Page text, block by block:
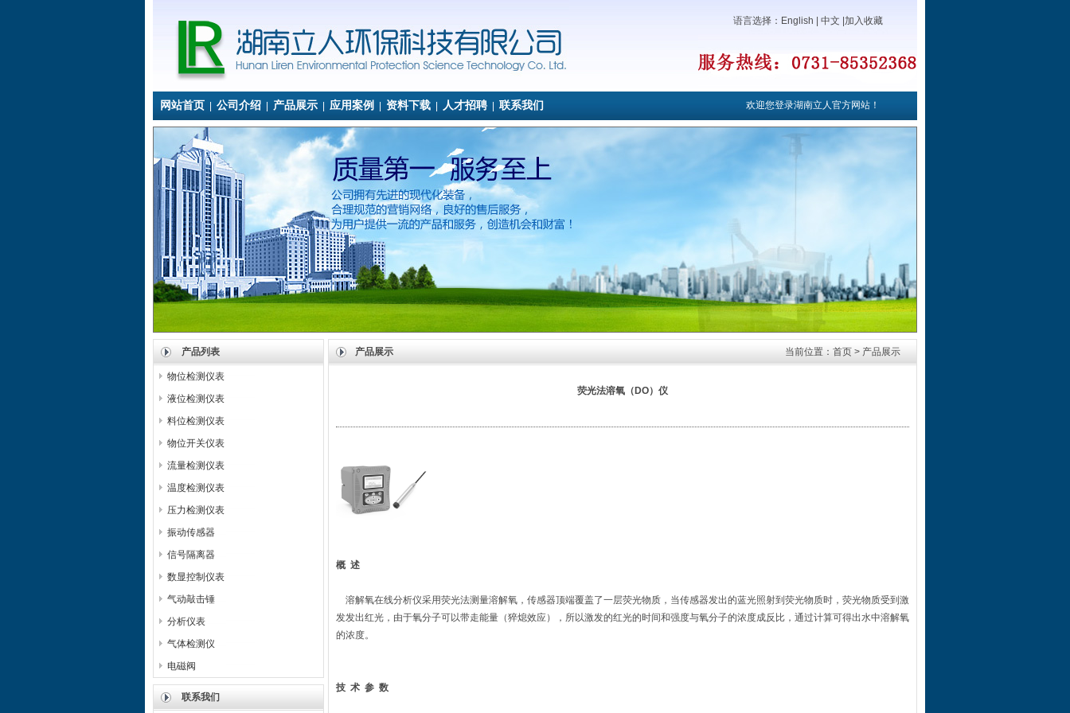
语言选择： English 中文 加入收藏
网站首页 公司介绍 产品展示 应用案例 资料下载 人才招聘 联系我们 欢迎您登录湖南立人官方网站！
产品列表
物位检测仪表
液位检测仪表
料位检测仪表
物位开关仪表
流量检测仪表
温度检测仪表
压力检测仪表
振动传感器
信号隔离器
数显控制仪表
气动敲击锤
分析仪表
气体检测仪
电磁阀
联系我们
产品展示 当前位置：首页 > 产品展示
荧光法溶氧（DO）仪
概 述
溶解氧在线分析仪采用荧光法测量溶解氧，传感器顶端覆盖了一层荧光物质，当传感器发出的蓝光照射到荧光物质时，荧光物质受到激
发发出红光，由于氧分子可以带走能量（猝熄效应），所以激发的红光的时间和强度与氧分子的浓度成反比，通过计算可得出水中溶解氧
的浓度。
技 术 参 数